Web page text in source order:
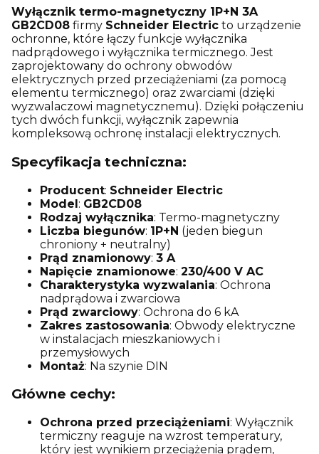
Wyłącznik termo-magnetyczny 1P+N 3A
GB2CD08 firmy Schneider Electric to urządzenie
ochronne, które łączy funkcje wyłącznika
nadprądowego i wyłącznika termicznego. Jest
zaprojektowany do ochrony obwodów
elektrycznych przed przeciążeniami (za pomocą
elementu termicznego) oraz zwarciami (dzięki
wyzwalaczowi magnetycznemu). Dzięki połączeniu
tych dwóch funkcji, wyłącznik zapewnia
kompleksową ochronę instalacji elektrycznych.
Specyfikacja techniczna:
Producent: Schneider Electric
Model: GB2CD08
Rodzaj wyłącznika: Termo-magnetyczny
Liczba biegunów: 1P+N (jeden biegun
chroniony + neutralny)
Prąd znamionowy: 3 A
Napięcie znamionowe: 230/400 V AC
Charakterystyka wyzwalania: Ochrona
nadprądowa i zwarciowa
Prąd zwarciowy: Ochrona do 6 kA
Zakres zastosowania: Obwody elektryczne
w instalacjach mieszkaniowych i
przemysłowych
Montaż: Na szynie DIN
Główne cechy:
Ochrona przed przeciążeniami: Wyłącznik
termiczny reaguje na wzrost temperatury,
który jest wynikiem przeciążenia prądem,